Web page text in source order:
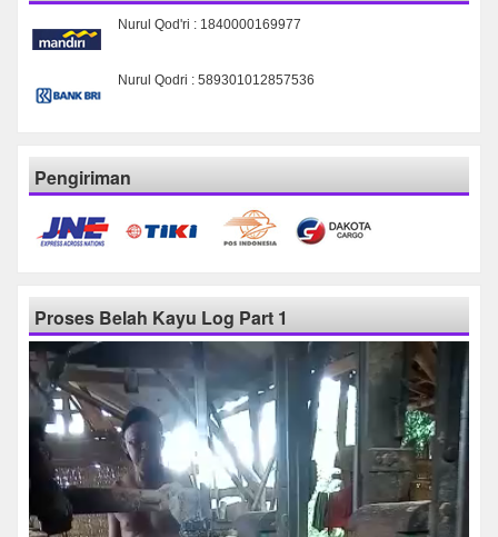
Nurul Qod'ri : 1840000169977
Nurul Qodri : 589301012857536
Pengiriman
Proses Belah Kayu Log Part 1
Pemutar
Video